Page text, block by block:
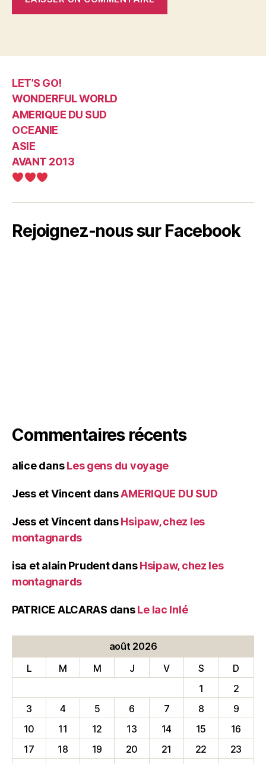
LET’S GO!
WONDERFUL WORLD
AMERIQUE DU SUD
OCEANIE
ASIE
AVANT 2013
Rejoignez-nous sur Facebook
Commentaires récents
alicedansLes gens du voyage
Jess et VincentdansAMERIQUE DU SUD
Jess et VincentdansHsipaw, chez les
montagnards
isa et alain PrudentdansHsipaw, chez les
montagnards
PATRICE ALCARAS dansLe lac Inlé
août 2026
L
M M J V S
D
1
2
3
4 5 6 7 8
9
10
11 12 13 14 15
16
17
18 19 20 21 22
23